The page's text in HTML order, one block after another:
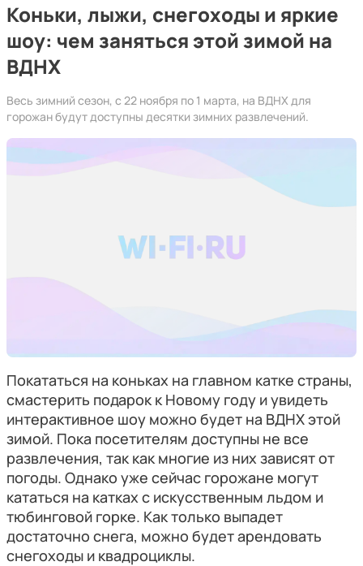
Коньки, лыжи, снегоходы и яркие
шоу: чем заняться этой зимой на
ВДНХ
Весь зимний сезон, с 22 ноября по 1 марта, на ВДНХ для
горожан будут доступны десятки зимних развлечений.
Покататься на коньках на главном катке страны,
смастерить подарок к Новому году и увидеть
интерактивное шоу можно будет на ВДНХ этой
зимой. Пока посетителям доступны не все
развлечения, так как многие из них зависят от
погоды. Однако уже сейчас горожане могут
кататься на катках с искусственным льдом и
тюбинговой горке. Как только выпадет
достаточно снега, можно будет арендовать
снегоходы и квадроциклы.